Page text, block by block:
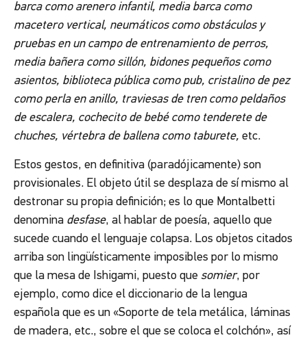
barca como arenero infantil, media barca como
macetero vertical, neumáticos como obstáculos y
pruebas en un campo de entrenamiento de perros,
media bañera como sillón, bidones pequeños como
asientos, biblioteca pública como pub, cristalino de pez
como perla en anillo, traviesas de tren como peldaños
de escalera, cochecito de bebé como tenderete de
chuches, vértebra de ballena como taburete, etc.
Estos gestos, en definitiva (paradójicamente) son
provisionales. El objeto útil se desplaza de sí mismo al
destronar su propia definición; es lo que Montalbetti
denomina desfase, al hablar de poesía, aquello que
sucede cuando el lenguaje colapsa. Los objetos citados
arriba son lingüísticamente imposibles por lo mismo
que la mesa de Ishigami, puesto que somier, por
ejemplo, como dice el diccionario de la lengua
española que es un «Soporte de tela metálica, láminas
de madera, etc., sobre el que se coloca el colchón», así